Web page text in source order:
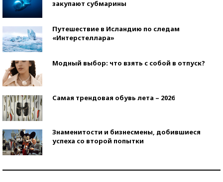
закупают субмарины
Путешествие в Исландию по следам
«Интерстеллара»
Модный выбор: что взять с собой в отпуск?
Самая трендовая обувь лета – 2026
Знаменитости и бизнесмены, добившиеся
успеха со второй попытки